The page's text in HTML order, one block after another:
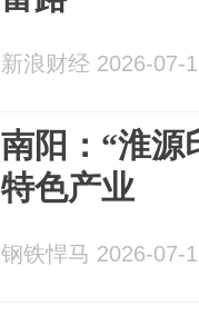
新浪财经 2026-07-
南阳：“淮源
特色产业
钢铁悍马 2026-07-